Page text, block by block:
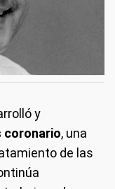
y
coronario, una
de las